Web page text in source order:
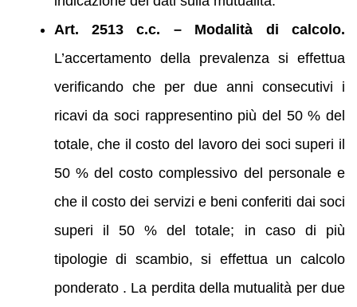
Art. 2513 c.c. – Modalità di calcolo.
L’accertamento della prevalenza si effettua
verificando che per due anni consecutivi i
ricavi da soci rappresentino più del 50 % del
totale, che il costo del lavoro dei soci superi il
50 % del costo complessivo del personale e
che il costo dei servizi e beni conferiti dai soci
superi il 50 % del totale; in caso di più
tipologie di scambio, si effettua un calcolo
ponderato . La perdita della mutualità per due